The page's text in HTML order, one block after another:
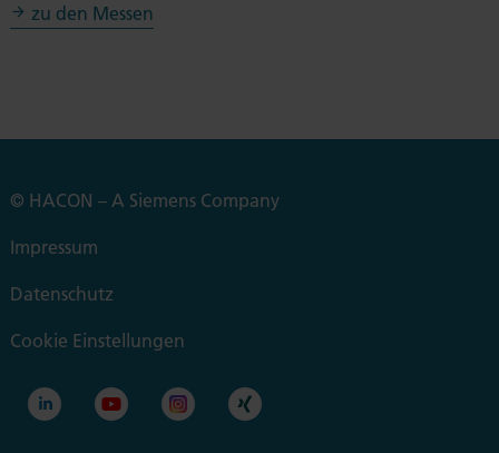
zu den Messen
© HACON – A Siemens Company
Impressum
Datenschutz
Cookie Einstellungen